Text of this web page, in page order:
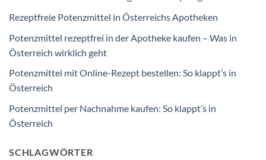
Rezeptfreie Potenzmittel in Österreichs Apotheken
Potenzmittel rezeptfrei in der Apotheke kaufen – Was in
Österreich wirklich geht
Potenzmittel mit Online-Rezept bestellen: So klappt’s in
Österreich
Potenzmittel per Nachnahme kaufen: So klappt’s in
Österreich
SCHLAGWÖRTER